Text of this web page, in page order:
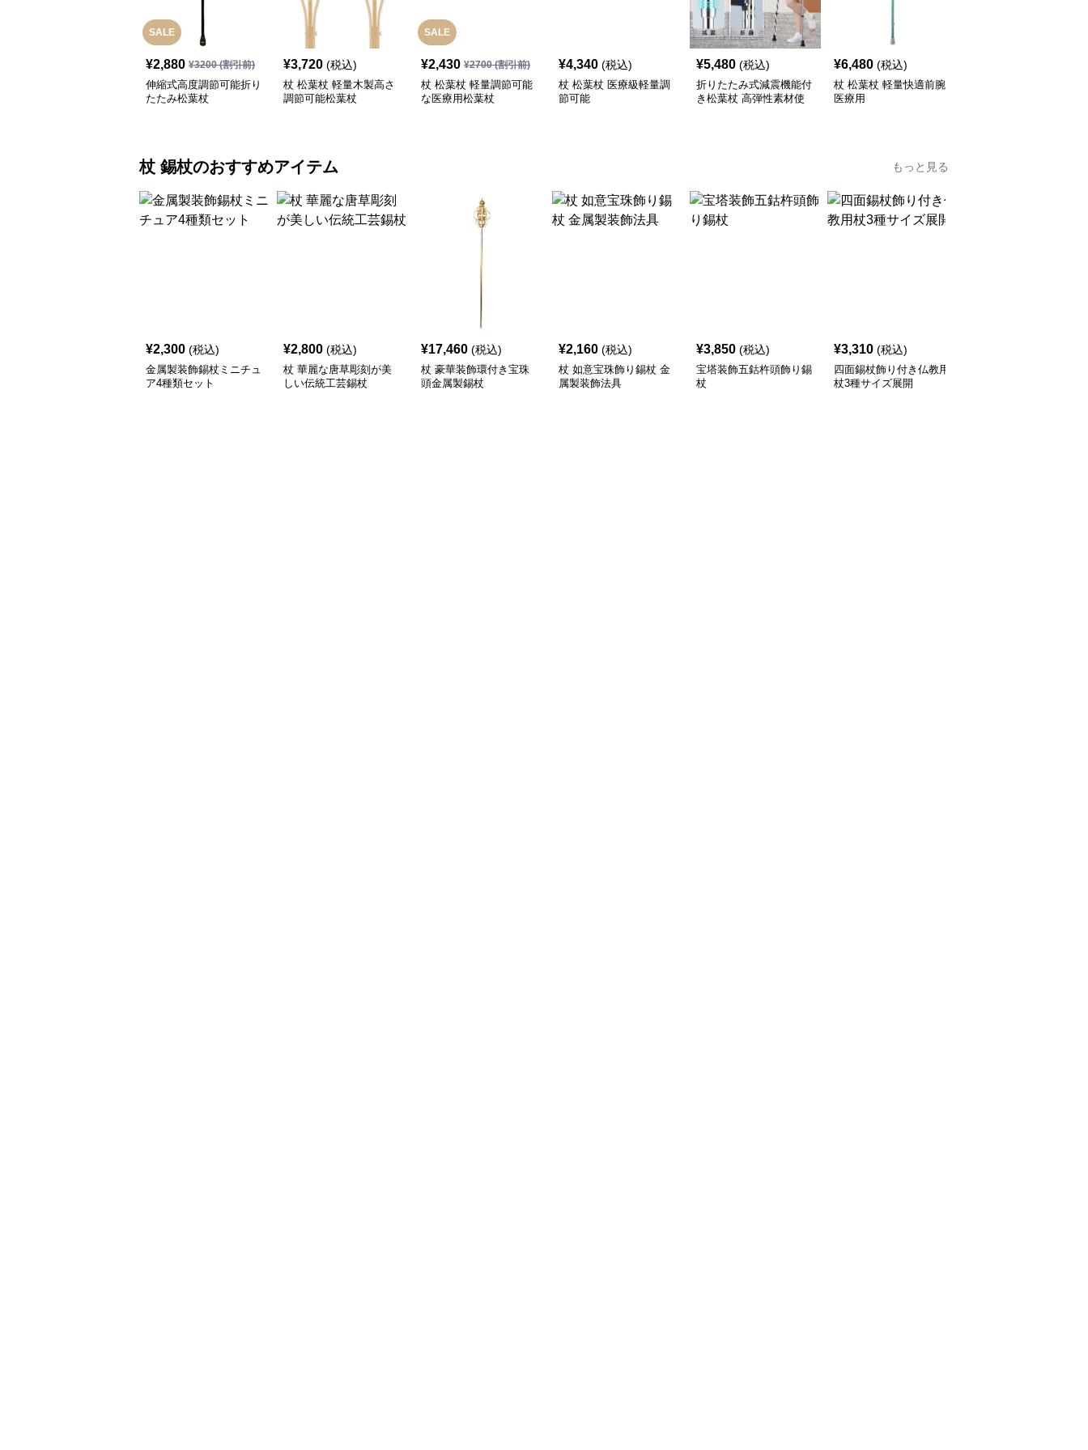
SALE
¥2,880 ¥3200(割引前)
伸縮式高度調節可能折り
たたみ松葉杖
¥3,720 (税込)
杖 松葉杖 軽量木製高さ
調節可能松葉杖
SALE
¥2,430 ¥2700(割引前)
杖 松葉杖 軽量調節可能
な医療用松葉杖
¥4,340 (税込)
杖 松葉杖 医療級軽量調
節可能
¥5,480 (税込)
折りたたみ式減震機能付
き松葉杖 高弾性素材使
¥6,480 (税込)
杖 松葉杖 軽量快適前腕
医療用
杖 錫杖のおすすめアイテム もっと見る
¥2,300 (税込)
金属製装飾錫杖ミニチュ
ア4種類セット
¥2,800 (税込)
杖 華麗な唐草彫刻が美
しい伝統工芸錫杖
¥17,460 (税込)
杖 豪華装飾環付き宝珠
頭金属製錫杖
¥2,160 (税込)
杖 如意宝珠飾り錫杖 金
属製装飾法具
¥3,850 (税込)
宝塔装飾五鈷杵頭飾り錫
杖
¥3,310 (税込)
四面錫杖飾り付き仏教用
杖3種サイズ展開